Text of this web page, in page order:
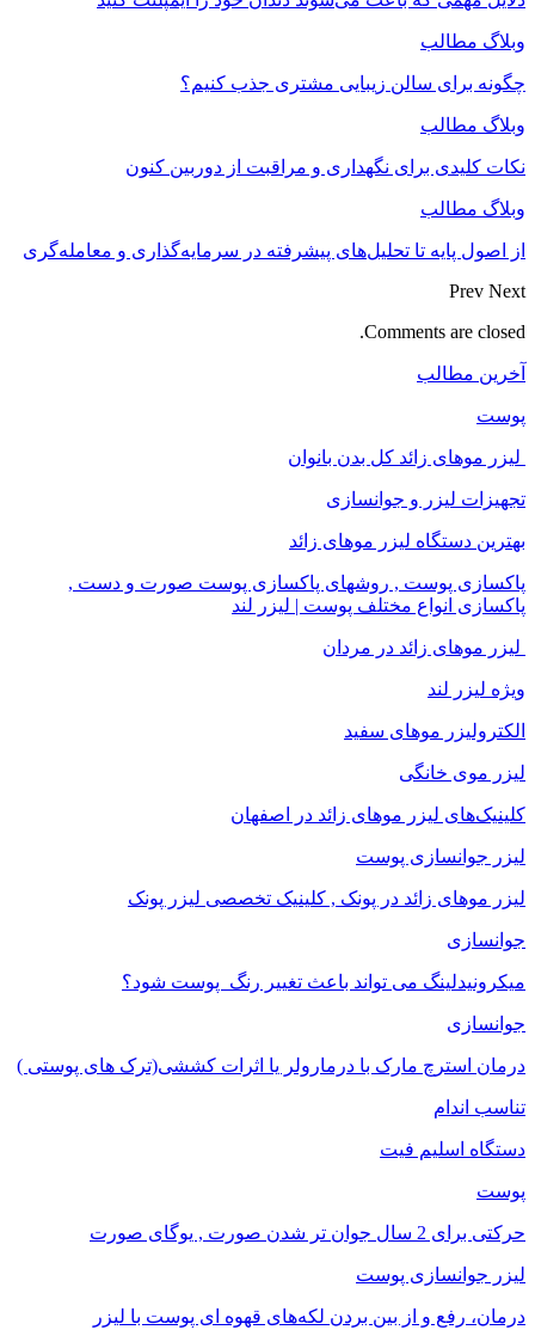
وبلاگ مطالب
چگونه برای سالن زیبایی مشتری جذب کنیم؟
وبلاگ مطالب
نکات کلیدی برای نگهداری و مراقبت از دوربین کنون
وبلاگ مطالب
از اصول پایه تا تحلیل‌های پیشرفته در سرمایه‌گذاری و معامله‌گری
Prev Next
Comments are closed.
آخرین مطالب
پوست
لیزر موهای زائد کل بدن بانوان
تجهیزات لیزر و جوانسازی
بهترین دستگاه لیزر موهای زائد
پاکسازی پوست , روشهای پاکسازی پوست صورت و دست ,
پاکسازی انواع مختلف پوست | لیزر لند
لیزر موهای زائد در مردان
ویژه لیزر لند
الکترولیزر موهای سفید
لیزر موی خانگی
کلینیک‌های لیزر موهای زائد در اصفهان
لیزر جوانسازی پوست
لیزر موهای زائد در پونک , کلینیک تخصصی لیزر پونک
جوانسازی
میکرونیدلینگ می تواند باعث تغییر رنگ ‍ پوست شود؟
جوانسازی
درمان استرچ مارک با درمارولر یا اثرات کششی(ترک های پوستی )
تناسب اندام
دستگاه اسلیم فیت
پوست
حرکتی برای 2 سال جوان تر شدن صورت , یوگای صورت
لیزر جوانسازی پوست
درمان، رفع و از بین بردن لکه‌های قهوه ای پوست با لیزر